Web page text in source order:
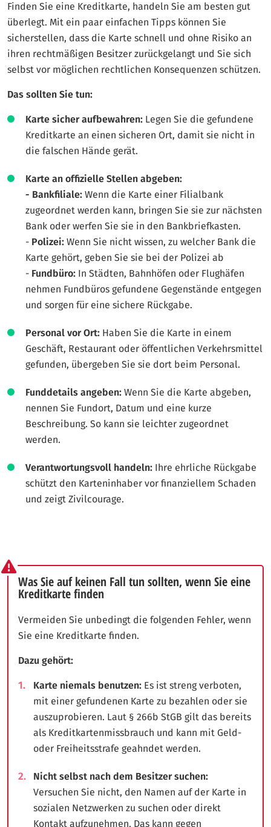
Finden Sie eine Kreditkarte, handeln Sie am besten gut
überlegt. Mit ein paar einfachen Tipps können Sie
sicherstellen, dass die Karte schnell und ohne Risiko an
ihren rechtmäßigen Besitzer zurückgelangt und Sie sich
selbst vor möglichen rechtlichen Konsequenzen schützen.
Das sollten Sie tun:
Karte sicher aufbewahren: Legen Sie die gefundene
Kreditkarte an einen sicheren Ort, damit sie nicht in
die falschen Hände gerät.
Karte an offizielle Stellen abgeben:
- Bankfiliale: Wenn die Karte einer Filialbank
zugeordnet werden kann, bringen Sie sie zur nächsten
Bank oder werfen Sie sie in den Bankbriefkasten.
- Polizei: Wenn Sie nicht wissen, zu welcher Bank die
Karte gehört, geben Sie sie bei der Polizei ab
- Fundbüro: In Städten, Bahnhöfen oder Flughäfen
nehmen Fundbüros gefundene Gegenstände entgegen
und sorgen für eine sichere Rückgabe.
Personal vor Ort: Haben Sie die Karte in einem
Geschäft, Restaurant oder öffentlichen Verkehrsmittel
gefunden, übergeben Sie sie dort beim Personal.
Funddetails angeben: Wenn Sie die Karte abgeben,
nennen Sie Fundort, Datum und eine kurze
Beschreibung. So kann sie leichter zugeordnet
werden.
Verantwortungsvoll handeln: Ihre ehrliche Rückgabe
schützt den Karteninhaber vor finanziellem Schaden
und zeigt Zivilcourage.
Was Sie auf keinen Fall tun sollten, wenn Sie eine
Kreditkarte finden
Vermeiden Sie unbedingt die folgenden Fehler, wenn
Sie eine Kreditkarte finden.
Dazu gehört:
Karte niemals benutzen: Es ist streng verboten,
mit einer gefundenen Karte zu bezahlen oder sie
auszuprobieren. Laut § 266b StGB gilt das bereits
als Kreditkartenmissbrauch und kann mit Geld-
oder Freiheitsstrafe geahndet werden.
Nicht selbst nach dem Besitzer suchen:
Versuchen Sie nicht, den Namen auf der Karte in
sozialen Netzwerken zu suchen oder direkt
Kontakt aufzunehmen. Das kann gegen